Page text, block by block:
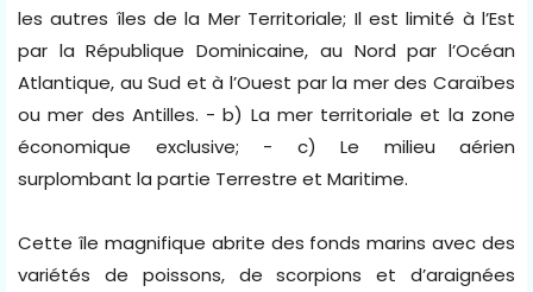
les autres îles de la Mer Territoriale; Il est limité à l’Est
par la République Dominicaine, au Nord par l’Océan
Atlantique, au Sud et à l’Ouest par la mer des Caraïbes
ou mer des Antilles. - b) La mer territoriale et la zone
économique exclusive; - c) Le milieu aérien
surplombant la partie Terrestre et Maritime.
Cette île magnifique abrite des fonds marins avec des
variétés de poissons, de scorpions et d’araignées